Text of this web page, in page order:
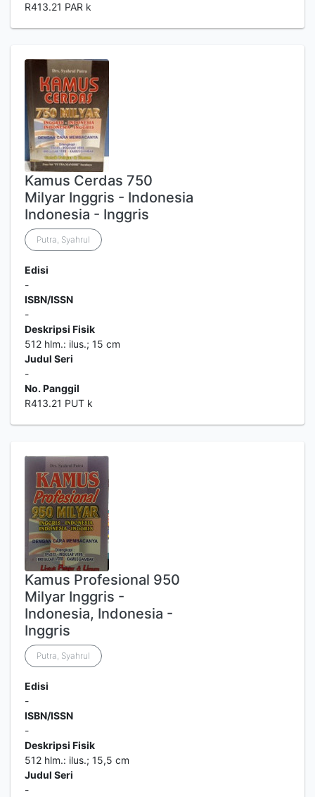
R413.21 PAR k
Kamus Cerdas 750
Milyar Inggris - Indonesia
Indonesia - Inggris
Putra, Syahrul
Edisi
-
ISBN/ISSN
-
Deskripsi Fisik
512 hlm.: ilus.; 15 cm
Judul Seri
-
No. Panggil
R413.21 PUT k
Kamus Profesional 950
Milyar Inggris -
Indonesia, Indonesia -
Inggris
Putra, Syahrul
Edisi
-
ISBN/ISSN
-
Deskripsi Fisik
512 hlm.: ilus.; 15,5 cm
Judul Seri
-